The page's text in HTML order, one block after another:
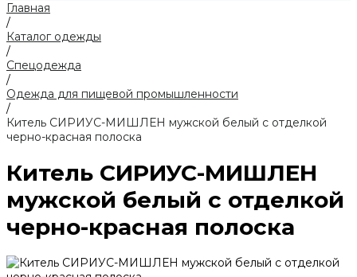
Главная
/
Каталог одежды
/
Спецодежда
/
Одежда для пищевой промышленности
/
Китель СИРИУС-МИШЛЕН мужской белый с отделкой
черно-красная полоска
Китель СИРИУС-МИШЛЕН
мужской белый с отделкой
черно-красная полоска